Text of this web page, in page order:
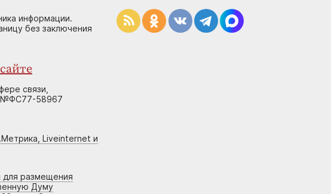
информации.
без заключения
связи,
№ФС77-58967
Liveinternet и
для размещения
Думу